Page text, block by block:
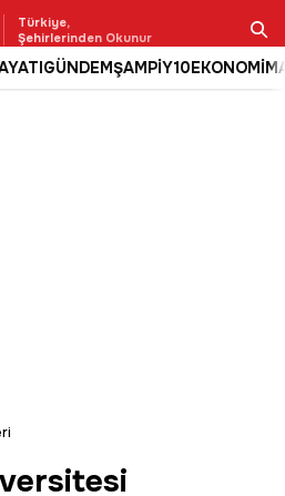
Türkiye,
Şehirlerinden Okunur
GÜNDEMŞAMPİY10EKONOMİ
Ara